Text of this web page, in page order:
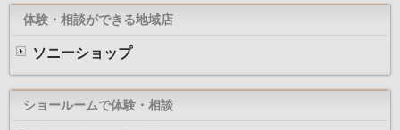
体験・相談ができる地域店
ソニーショップ
ショールームで体験・相談